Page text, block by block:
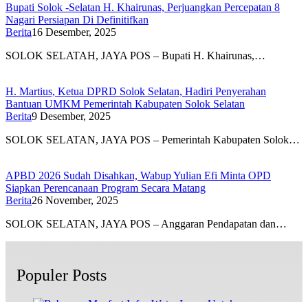
Bupati Solok -Selatan H. Khairunas, Perjuangkan Percepatan 8
Nagari Persiapan Di Definitifkan
Berita16 Desember, 2025
SOLOK SELATAH, JAYA POS – Bupati H. Khairunas,…
H. Martius, Ketua DPRD Solok Selatan, Hadiri Penyerahan
Bantuan UMKM Pemerintah Kabupaten Solok Selatan
Berita9 Desember, 2025
SOLOK SELATAN, JAYA POS – Pemerintah Kabupaten Solok…
APBD 2026 Sudah Disahkan, Wabup Yulian Efi Minta OPD
Siapkan Perencanaan Program Secara Matang
Berita26 November, 2025
SOLOK SELATAN, JAYA POS – Anggaran Pendapatan dan…
Populer Posts